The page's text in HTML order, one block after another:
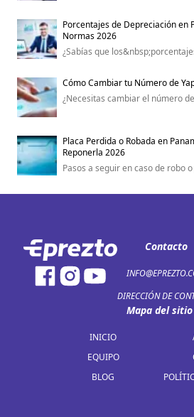
Porcentajes de Depreciación en
Normas 2026
¿Sabías que
Cómo Cambiar tu Número de
¿Necesitas cambiar el número
Placa Perdida o Robada en
Reponerla 2026
Pasos a seguir en caso de robo
Contacto
DIRECCIÓN DE
Mapa del sitio
INICIO
EQUIPO
BLOG